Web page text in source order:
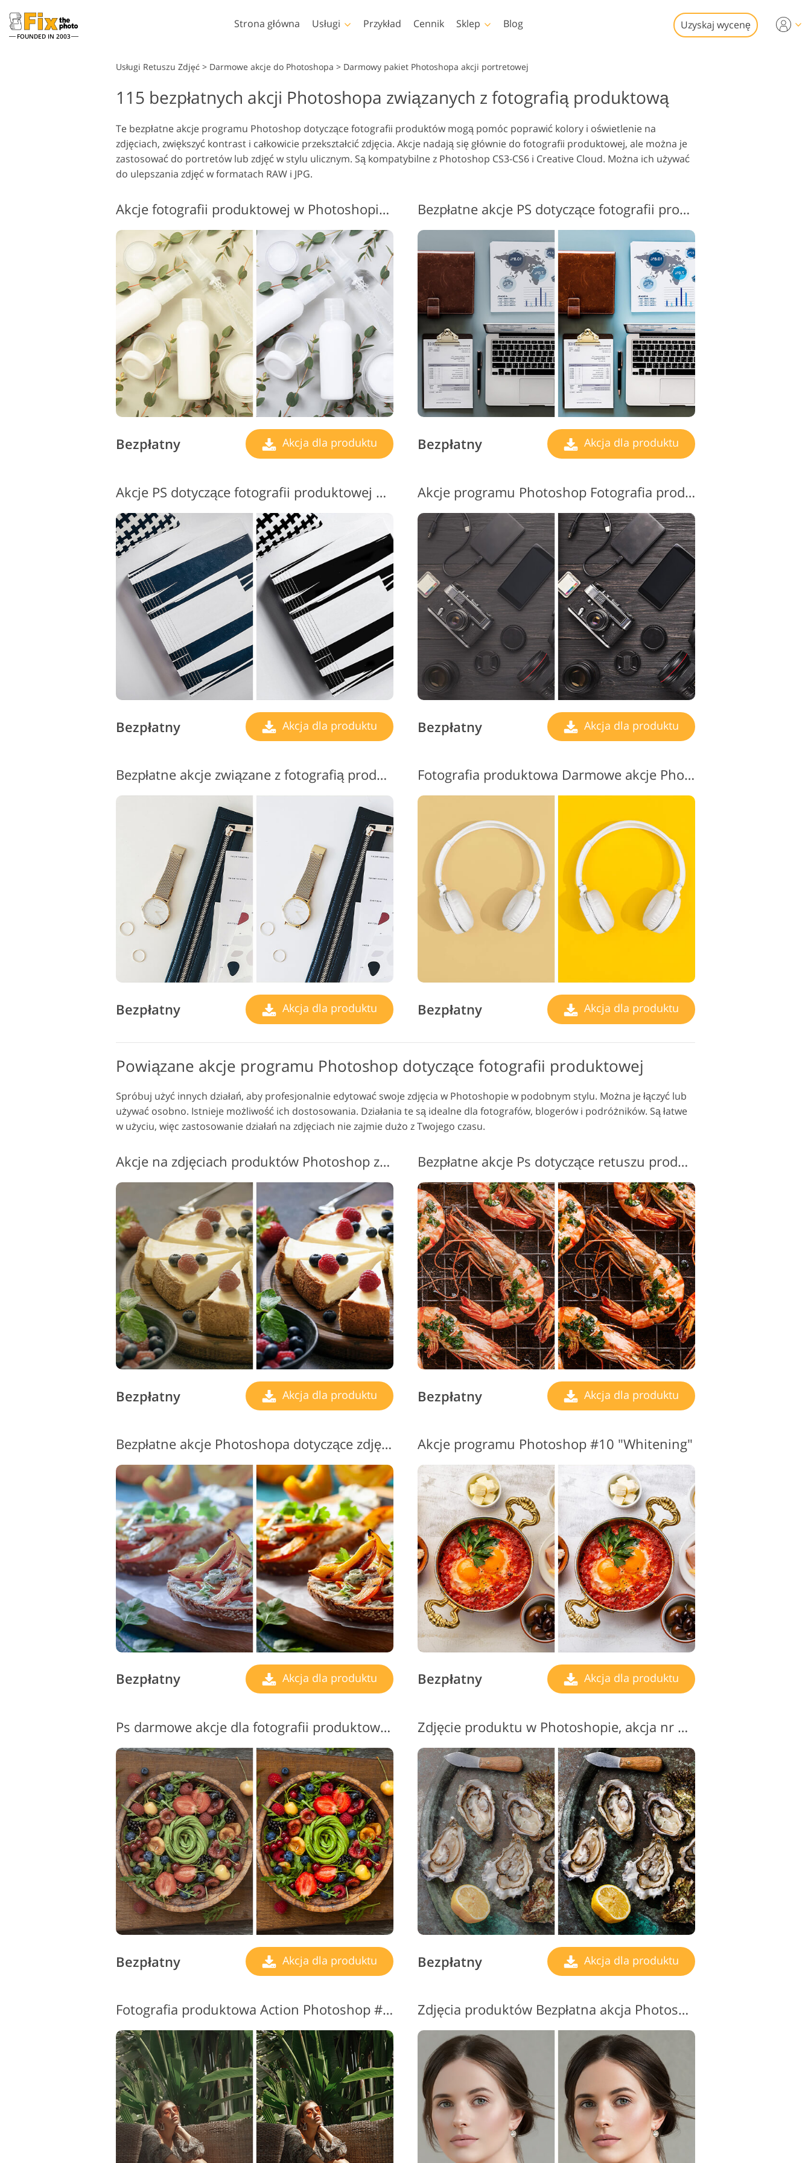
FOUNDED IN 2003
Strona główna Usługi
Usługi
nieruchomości
ślubnych
generowane przez
sztuczną inteligencję
obrazem
Foto Przywracanie Usługi
Usługi retuszu produktów Usługi retuszu biżuterii Dane Treningowe AI Usługi edycji wideo
Przykład Cennik Sklep
Lightroom
Ustawienia Lightroom
wstępnych LR
Najlepsza oferta Presets
Kolekcja mobilna
Photoshop
Akcje Photoshopa
Nakładki Photoshopa
Tekstury Photoshopa
Ps Akcje Całe kolekcje
Ps Nakładki Całe Kolekcje
Templates
Szablony
Kartki walentynkowe
Zaproszenia ślubne
Zaproszenie na urodziny
Profesjonalny LUTs
Blog Uzyskaj wycenę
Usługi Retuszu Zdjęć > Darmowe akcje do Photoshopa > Darmowy pakiet Photoshopa akcji portretowej
115 bezpłatnych akcji Photoshopa związanych z fotografią produktową
Te bezpłatne akcje programu Photoshop dotyczące fotografii produktów mogą pomóc poprawić kolory i oświetlenie na
zdjęciach, zwiększyć kontrast i całkowicie przekształcić zdjęcia. Akcje nadają się głównie do fotografii produktowej, ale można je
zastosować do portretów lub zdjęć w stylu ulicznym. Są kompatybilne z Photoshop CS3-CS6 i Creative Cloud. Można ich używać
do ulepszania zdjęć w formatach RAW i JPG.
Akcje fotografii produktowej w Photoshopie #1 "Whitening"
Bezpłatny Akcja dla produktu
Bezpłatne akcje PS dotyczące fotografii produktowej #2 "Contrast"
Bezpłatny Akcja dla produktu
Akcje PS dotyczące fotografii produktowej #3 "Dodge&Burn"
Bezpłatny Akcja dla produktu
Akcje programu Photoshop Fotografia produktowa #4 "HDR"
Bezpłatny Akcja dla produktu
Bezpłatne akcje związane z fotografią produktową w Photoshopie #5 "Matte Effect"
Bezpłatny Akcja dla produktu
Fotografia produktowa Darmowe akcje Photoshopa #6 "Saturation"
Bezpłatny Akcja dla produktu
Powiązane akcje programu Photoshop dotyczące fotografii produktowej
Spróbuj użyć innych działań, aby profesjonalnie edytować swoje zdjęcia w Photoshopie w podobnym stylu. Można je łączyć lub
używać osobno. Istnieje możliwość ich dostosowania. Działania te są idealne dla fotografów, blogerów i podróżników. Są łatwe
w użyciu, więc zastosowanie działań na zdjęciach nie zajmie dużo z Twojego czasu.
Akcje na zdjęciach produktów Photoshop za darmo #7 "Cold Effect"
Bezpłatny Akcja dla produktu
Bezpłatne akcje Ps dotyczące retuszu produktu #8 "Dodge&Burn"
Bezpłatny Akcja dla produktu
Bezpłatne akcje Photoshopa dotyczące zdjęć produktowych #9 "Warm Effect"
Bezpłatny Akcja dla produktu
Akcje programu Photoshop #10 "Whitening"
Bezpłatny Akcja dla produktu
Ps darmowe akcje dla fotografii produktowej #11 "Сolorful"
Bezpłatny Akcja dla produktu
Zdjęcie produktu w Photoshopie, akcja nr 12 "HDR"
Bezpłatny Akcja dla produktu
Fotografia produktowa Action Photoshop #13 "Summer Vibe" Zdjęcia produktów Bezpłatna akcja Photoshopa #14 "Genuine Beauty"